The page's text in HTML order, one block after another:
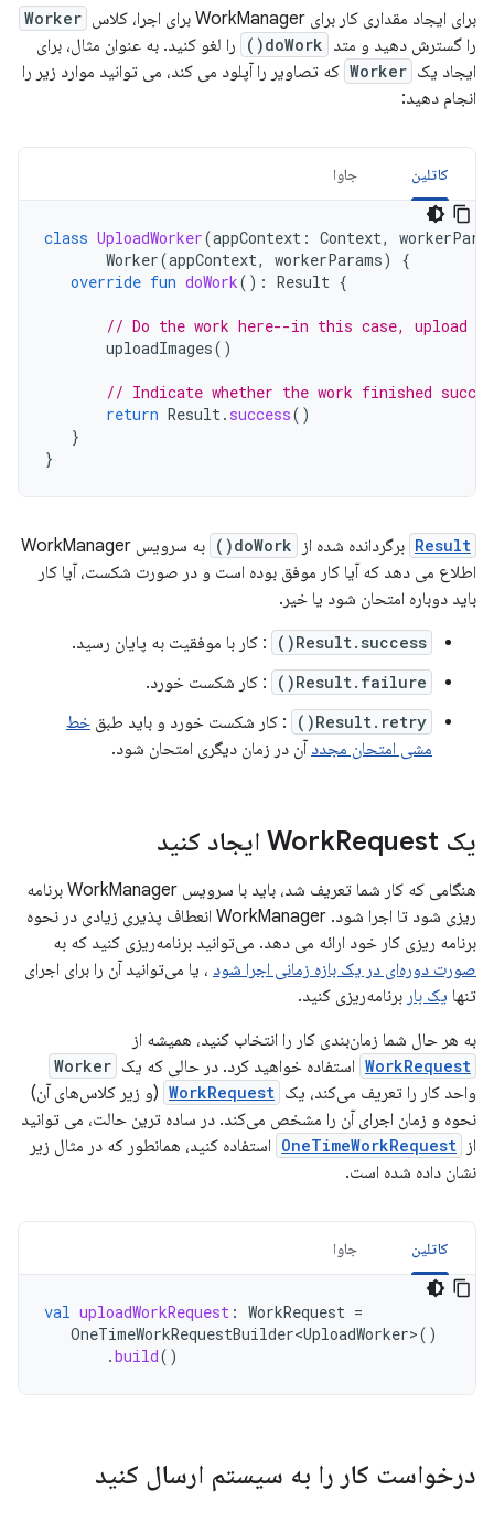
برای ایجاد مقداری کار برای WorkManager برای اجرا، کلاس
Worker
را گسترش دهید و متد doWork()
را لغو کنید. به عنوان مثال، برای
ایجاد یک Worker که تصاویر را آپلود می کند، می توانید موارد زیر را
انجام دهید:
کاتلین جاوا
class UploadWorker(appContext : Context,
Worker(appContext, workerParams)
{
override fun doWork(): Result {
// Do the work here--in this case, upload
uploadImages()
// Indicate whether the work finished
return Result. success()
}
}
Result برگردانده شده از doWork()
به سرویس WorkManager
اطلاع می دهد که آیا کار موفق بوده است و در صورت شکست، آیا کار
باید دوباره امتحان شود یا خیر.
Result.success() : کار با موفقیت به پایان رسید.
Result.failure() : کار شکست خورد.
Result.retry() : کار شکست خورد و باید طبق خط
مشی امتحان مجدد آن در زمان دیگری امتحان شود.
یک Work Request ایجاد کنید
هنگامی که کار شما تعریف شد، باید با سرویس WorkManager برنامه
ریزی شود تا اجرا شود. WorkManager انعطاف پذیری زیادی در نحوه
برنامه ریزی کار خود ارائه می دهد. می‌توانید برنامه‌ریزی کنید که به
صورت دوره‌ای در یک بازه زمانی اجرا شود ، یا می‌توانید آن را برای اجرای
تنها یک بار برنامه‌ریزی کنید.
به هر حال شما زمان‌بندی کار را انتخاب کنید، همیشه از
WorkRequest استفاده خواهید کرد. در حالی که یک Worker
واحد کار را تعریف می‌کند، یک WorkRequest (و زیر کلاس‌های آن)
نحوه و زمان اجرای آن را مشخص می‌کند. در ساده ترین حالت، می توانید
از OneTimeWorkRequest استفاده کنید، همانطور که در مثال زیر
نشان داده شده است.
کاتلین جاوا
val uploadWorkRequest : WorkRequest =
OneTimeWorkRequestBuilder<UploadWorker>()
.build()
درخواست کار را به سیستم ارسال کنید